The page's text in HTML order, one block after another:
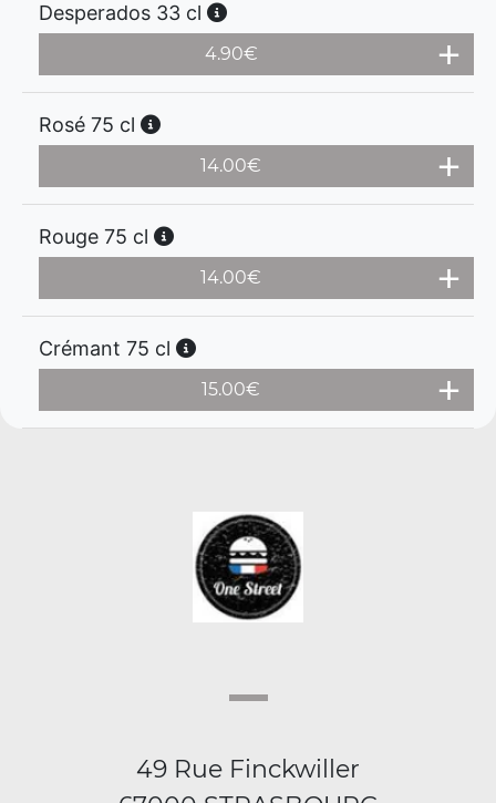
Desperados 33 cl
4.90€
Rosé 75 cl
14.00€
Rouge 75 cl
14.00€
Crémant 75 cl
15.00€
49 Rue Finckwiller